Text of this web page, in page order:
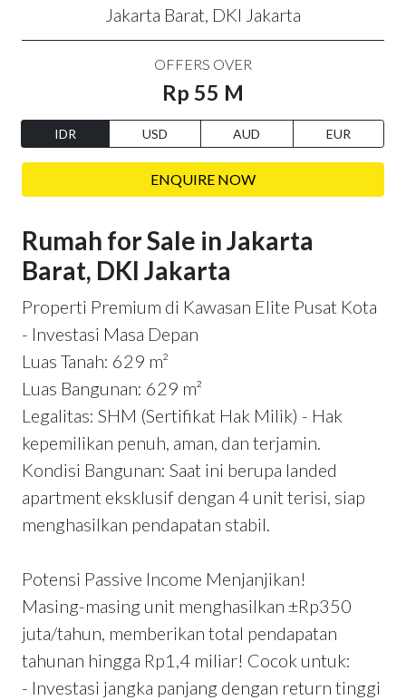
Jakarta Barat, DKI Jakarta
OFFERS OVER
Rp 55 M
IDR USD AUD EUR
ENQUIRE NOW
Rumah for Sale in Jakarta
Barat, DKI Jakarta
Properti Premium di Kawasan Elite Pusat Kota
- Investasi Masa Depan
Luas Tanah: 629 m²
Luas Bangunan: 629 m²
Legalitas: SHM (Sertifikat Hak Milik) - Hak
kepemilikan penuh, aman, dan terjamin.
Kondisi Bangunan: Saat ini berupa landed
apartment eksklusif dengan 4 unit terisi, siap
menghasilkan pendapatan stabil.
Potensi Passive Income Menjanjikan!
Masing-masing unit menghasilkan ±Rp350
juta/tahun, memberikan total pendapatan
tahunan hingga Rp1,4 miliar! Cocok untuk:
- Investasi jangka panjang dengan return tinggi